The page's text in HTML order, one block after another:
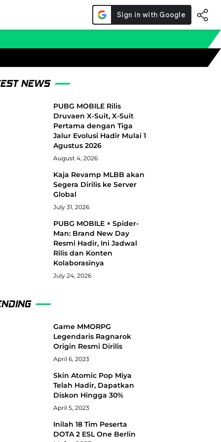
NEWS
PUBG MOBILE Rilis
Druvaen X-Suit, X-Suit
Pertama dengan Tiga
Jalur Evolusi Hadir Mulai 1
Agustus 2026
August 4, 2026
Kaja Revamp MLBB akan
Segera Dirilis ke Server
Global
July 31, 2026
PUBG MOBILE × Spider-
Man: Brand New Day
Resmi Hadir, Ini Jadwal
Rilis dan Konten
Kolaborasinya
July 24, 2026
Game MMORPG
Legendaris Ragnarok
Origin Resmi Dirilis
April 6, 2023
Skin Atomic Pop Miya
Telah Hadir, Dapatkan
Diskon Hingga 30%
April 5, 2023
Inilah 18 Tim Peserta
DOTA 2 ESL One Berlin